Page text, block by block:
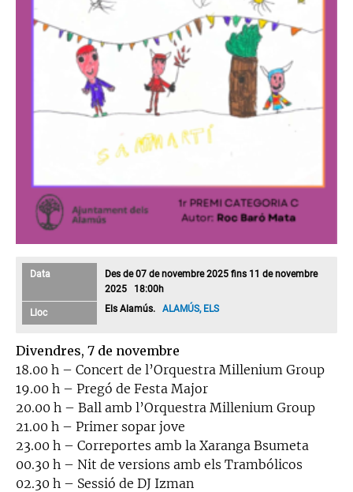
Data
Des de 07 de novembre 2025 fins 11 de novembre
2025 18:00h
Lloc Els Alamús.ALAMÚS, ELS
Divendres, 7 de novembre
18.00 h – Concert de l’Orquestra Millenium Group
19.00 h – Pregó de Festa Major
20.00 h – Ball amb l’Orquestra Millenium Group
21.00 h – Primer sopar jove
23.00 h – Correportes amb la Xaranga Bsumeta
00.30 h – Nit de versions amb els Trambólicos
02.30 h – Sessió de DJ Izman